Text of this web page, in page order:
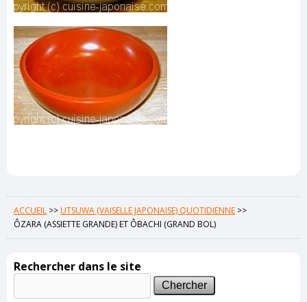
ACCUEIL >>UTSUWA (VAISELLE JAPONAISE) QUOTIDIENNE >>
ÔZARA (ASSIETTE GRANDE) ET ÔBACHI (GRAND BOL)
Rechercher dans le site